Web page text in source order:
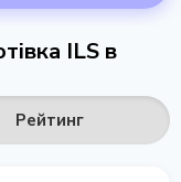
ILS в
Рейтинг